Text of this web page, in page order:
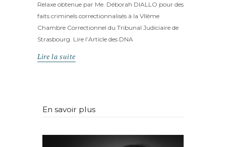
Relaxe obtenue par Me. Déborah DIALLO pour des
faits criminels correctionnalisés à la VIIème
Chambre Correctionnel du Tribunal Judiciaire de
Strasbourg. Lire l’Article des DNA
Lire la suite
En savoir plus